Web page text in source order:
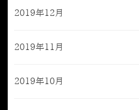
2019年12月
2019年11月
2019年10月